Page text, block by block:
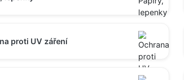
proti UV záření